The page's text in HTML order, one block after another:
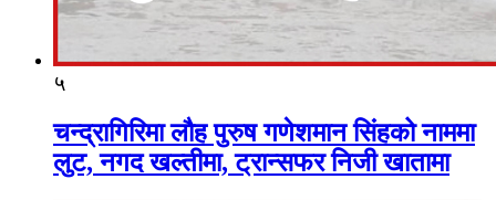
५
चन्द्रागिरिमा लौह पुरुष गणेशमान सिंहको नाममा
लुट, नगद खल्तीमा, ट्रान्सफर निजी खातामा